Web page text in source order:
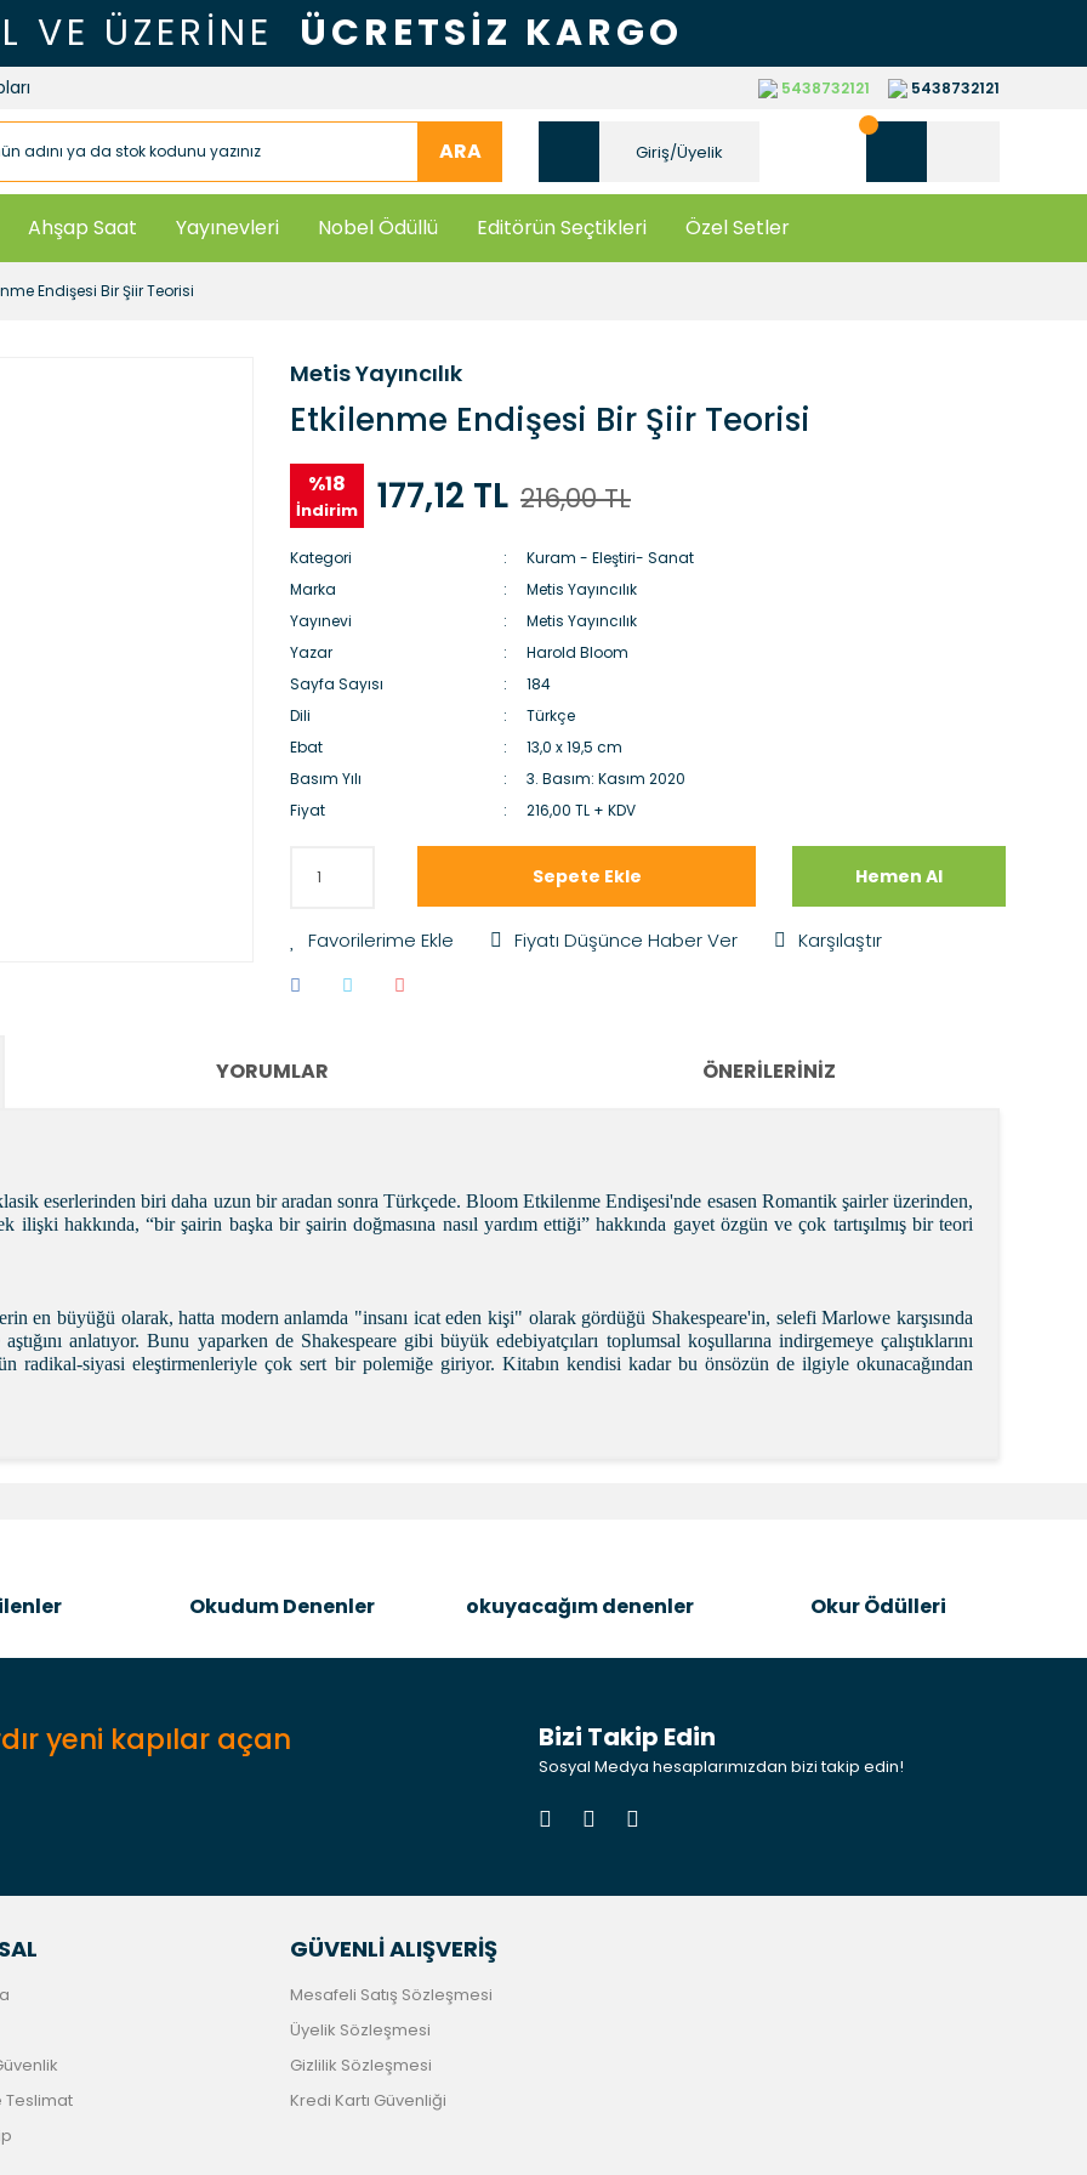
VE ÜZERİNE ÜCRETSİZ KARGO
5438732121 5438732121
ARA Giriş/Üyelik
Ahşap Saat Yayınevleri Nobel Ödüllü Editörün Seçtikleri Özel Setler
Endişesi Bir Şiir Teorisi
Metis Yayıncılık
Etkilenme Endişesi Bir Şiir Teorisi
%18
İndirim 177,12 TL 216,00 TL
Kategori
Kuram - Eleştiri- Sanat
Marka
Metis Yayıncılık
Yayınevi
Metis Yayıncılık
Yazar
Harold Bloom
Sayfa Sayısı
184
Dili
Türkçe
Ebat
13,0 x 19,5 cm
Basım Yılı
3. Basım: Kasım 2020
Fiyat
216,00 TL + KDV
Sepete Ekle Hemen Al
Fiyatı Düşünce Haber Ver Karşılaştır
YORUMLAR ÖNERILERINIZ
klasik eserlerinden biri daha uzun bir aradan sonra Türkçede. Bloom Etkilenme Endişesi'nde esasen Romantik şairler üzerinden,
ilişki hakkında, “bir şairin başka bir şairin doğmasına nasıl yardım ettiği” hakkında gayet özgün ve çok tartışılmış bir teori
en büyüğü olarak, hatta modern anlamda "insanı icat eden kişi" olarak gördüğü Shakespeare'in, selefi Marlowe karşısında
anlatıyor. Bunu yaparken de Shakespeare gibi büyük edebiyatçıları toplumsal koşullarına indirgemeye çalıştıklarını
radikal-siyasi eleştirmenleriyle çok sert bir polemiğe giriyor. Kitabın kendisi kadar bu önsözün de ilgiyle okunacağından
Okudum Denenler okuyacağım denenler Okur Ödülleri
yeni kapılar açan Bizi Takip Edin
Sosyal Medya hesaplarımızdan bizi takip edin!
Teslimat
GÜVENLİ ALIŞVERİŞ
Mesafeli Satış Sözleşmesi
Üyelik Sözleşmesi
Gizlilik Sözleşmesi
Kredi Kartı Güvenliği